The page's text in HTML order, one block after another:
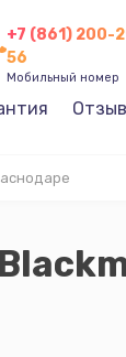
+7 (861) 200-
56
Мобильный номер